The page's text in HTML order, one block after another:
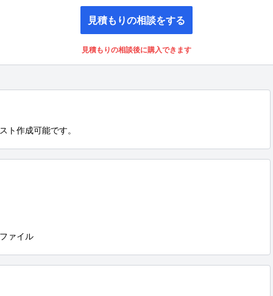
見積もりの相談をする
見積もりの相談後に購入できます
ト作成可能です。
ァイル